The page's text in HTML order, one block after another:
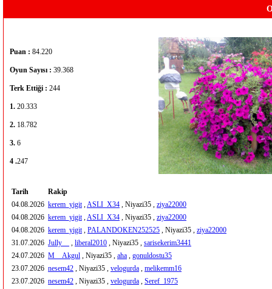
Puan : 84.220
Oyun Sayısı : 39.368
Terk Ettiği : 244
1. 20.333
2. 18.782
3. 6
4 .247
Tarih
Rakip
04.08.2026 kerem_yigit,ASLI_X34 , Niyazi35 , ziya22000
04.08.2026 kerem_yigit,ASLI_X34 , Niyazi35 , ziya22000
04.08.2026 kerem_yigit, PALANDOKEN252525 , Niyazi35 , ziya22000
31.07.2026 Jully__ , liberal2010 , Niyazi35 , sarisekerim3441
24.07.2026 M__Akgul , Niyazi35 , aha , gonuldostu35
23.07.2026 nesem42 , Niyazi35 , velogurda , melikemm16
23.07.2026 nesem42 , Niyazi35 , velogurda , Seref_1975